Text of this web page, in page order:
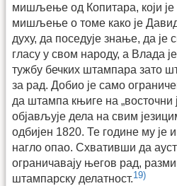
мишљење од Копитара, који је
мишљење о томе како је
духу, да поседује знање, да је
гласу у свом народу, а Влада
тужбу бечких штампара зато
за рад. Добио је само
да штампа књиге на „восточни
објављује дела на свим
одбијен 1820. Те године му је
нагло опао. Схвативши да
ограничавају његов рад,
штампарску делатност.19)